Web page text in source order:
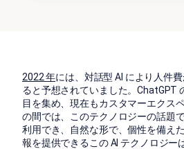
2022 年には、対話型 AI により人件
ると予想されていました。ChatGPT
目を集め、現在もカスタマーエクス
の間では、このテクノロジーの話題
利用でき、自然な形で、個性を備え
報を提供できるこの AI テクノロジー